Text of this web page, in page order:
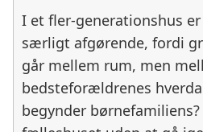
I et fler-generationshus
særligt afgørende, fordi
går mellem rum, men
bedsteforældrenes
begynder